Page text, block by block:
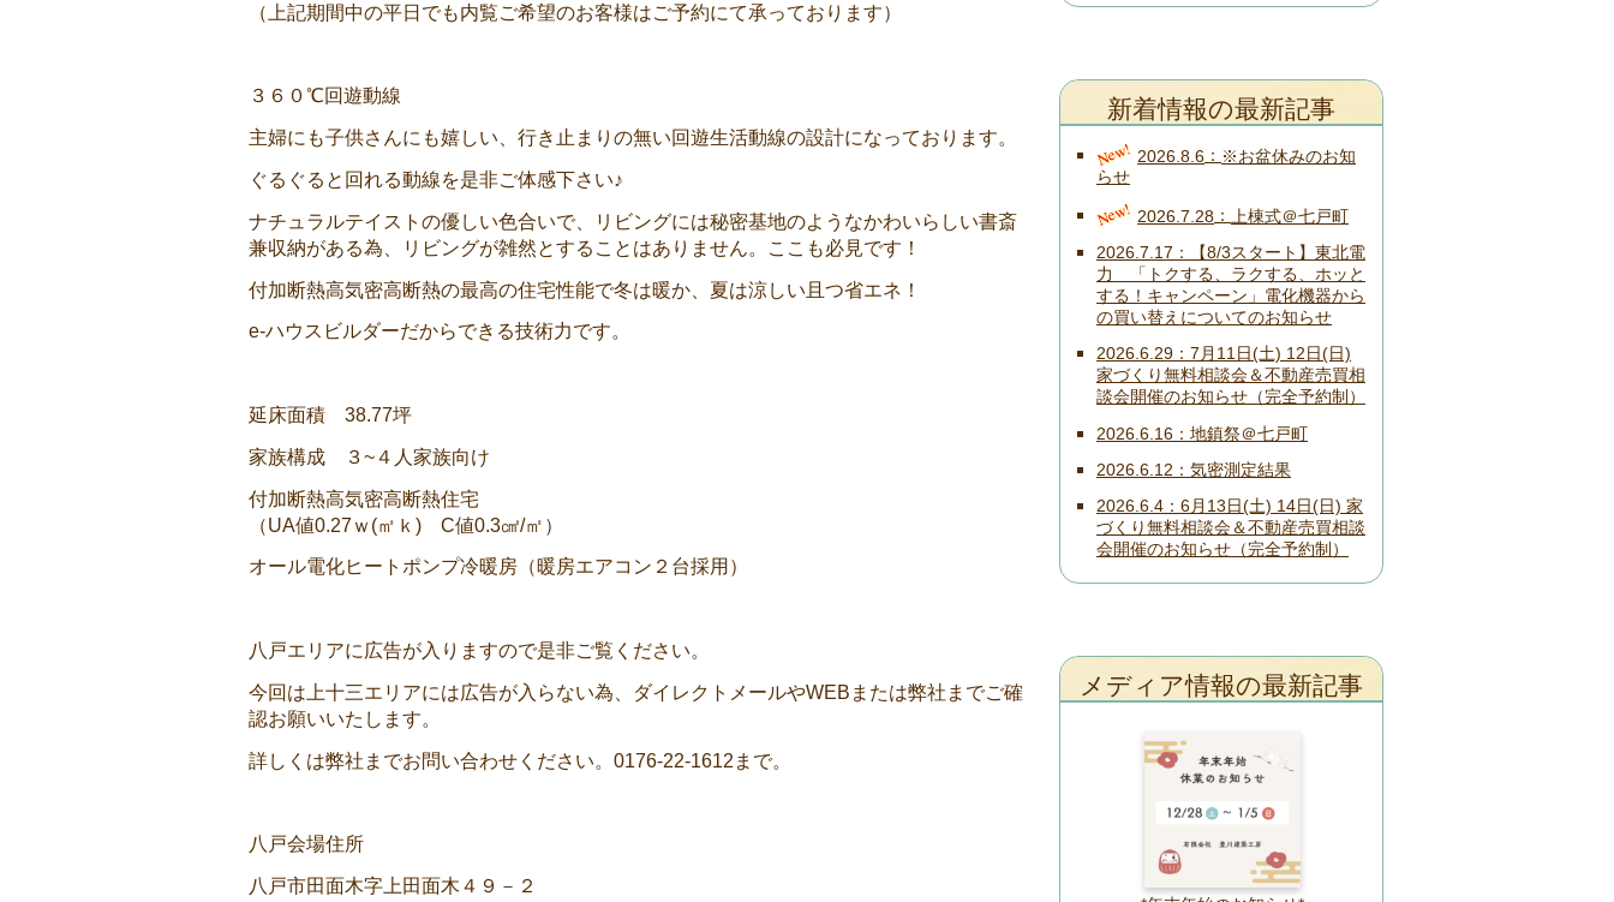
（上記期間中の平日でも内覧ご希望のお客様はご予約にて承っております）
３６０℃回遊動線
主婦にも子供さんにも嬉しい、行き止まりの無い回遊生活動線の設計になっております。
ぐるぐると回れる動線を是非ご体感下さい♪
ナチュラルテイストの優しい色合いで、リビングには秘密基地のようなかわいらしい書斎
兼収納がある為、リビングが雑然とすることはありません。ここも必見です！
付加断熱高気密高断熱の最高の住宅性能で冬は暖か、夏は涼しい且つ省エネ！
e-ハウスビルダーだからできる技術力です。
延床面積 38.77坪
家族構成 ３~４人家族向け
付加断熱高気密高断熱住宅
（UA値0.27ｗ(㎡ｋ) C値0.3㎠/㎡）
オール電化ヒートポンプ冷暖房（暖房エアコン２台採用）
八戸エリアに広告が入りますので是非ご覧ください。
今回は上十三エリアには広告が入らない為、ダイレクトメールやWEBまたは弊社までご確
認お願いいたします。
詳しくは弊社までお問い合わせください。0176-22-1612まで。
八戸会場住所
八戸市田面木字上田面木４９－２
新着情報の最新記事
New! 2026.8.6
※お盆休みのお知
らせ
New! 2026.7.28
上棟式＠七戸町
2026.7.17
【8/3スタート】東北電
力 「トクする、ラクする、ホッと
する！キャンペーン」電化機器から
の買い替えについてのお知らせ
2026.6.29
7月11日(土) 12日(日)
家づくり無料相談会＆不動産売買相
談会開催のお知らせ（完全予約制）
2026.6.16
地鎮祭＠七戸町
2026.6.12
気密測定結果
2026.6.4
6月13日(土) 14日(日) 家
づくり無料相談会＆不動産売買相談
会開催のお知らせ（完全予約制）
メディア情報の最新記事